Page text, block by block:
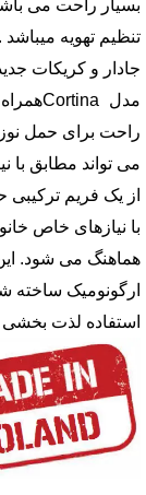
تنظیم تهویه میباشد .
جادار و کریکات
مدل
Cortina
راحت برای حمل
می تواند مطابق با
از یک فریم
با نیازهای خاص
هماهنگ می شود.
ارگونومیک ساخته
استفاده لذت بخشی